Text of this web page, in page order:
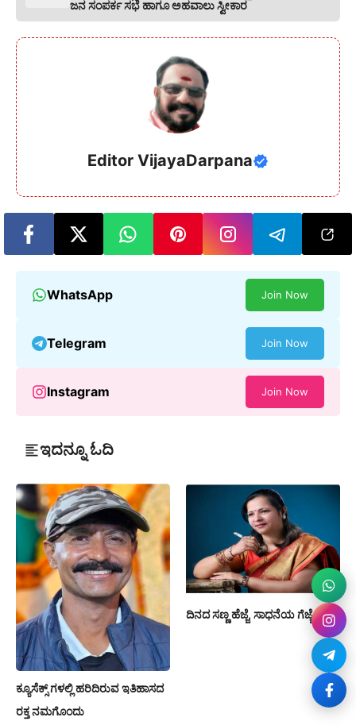
ಜನ ಸಂಪರ್ಕ ಸಭೆ ಹಾಗೂ ಅಹವಾಲು ಸ್ವೀಕಾರ
Editor VijayaDarpana
WhatsApp Join Now
Telegram Join Now
Instagram Join Now
ಇದನ್ನೂ ಓದಿ
ಕ್ಯೂಸೆಕ್ಸ್ ಗಳಲ್ಲಿ ಹರಿದಿರುವ ಇತಿಹಾಸದ
ರಕ್ತ ನಮಗೊಂದು
ದಿನದ ಸಣ್ಣ ಹೆಜ್ಜೆ, ಸಾಧನೆಯ ಗೆಜ್ಜೆ